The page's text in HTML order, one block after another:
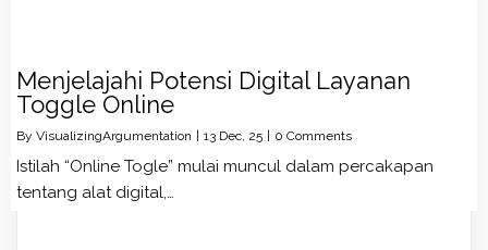
Menjelajahi Potensi Digital Layanan
Toggle Online
By VisualizingArgumentation | 13 Dec, 25 | 0 Comments
Istilah “Online Togle” mulai muncul dalam percakapan
tentang alat digital,…